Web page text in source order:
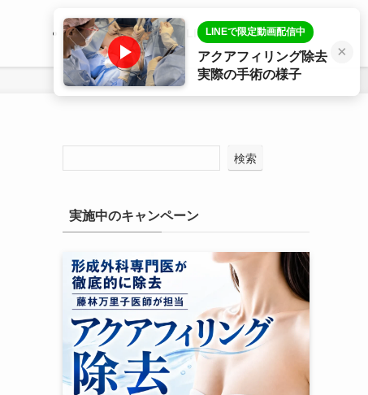
医師プロフィール LINE相談 症例写真
検索
実施中のキャンペーン
×
LINEで限定動画配信中
アクアフィリング除去
実際の手術の様子